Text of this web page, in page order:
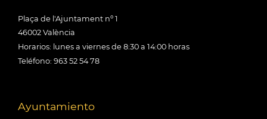
Plaça de l'Ajuntament nº 1
46002 València
Horarios: lunes a viernes de 8:30 a 14:00 horas
Teléfono: 963 52 54 78
Ayuntamiento